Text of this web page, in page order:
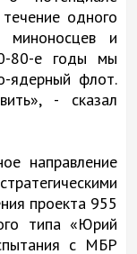
одного
и
80-е годы мы
ядерный флот.
- сказал
направление
проекта 955
типа «Юрий
с МБР